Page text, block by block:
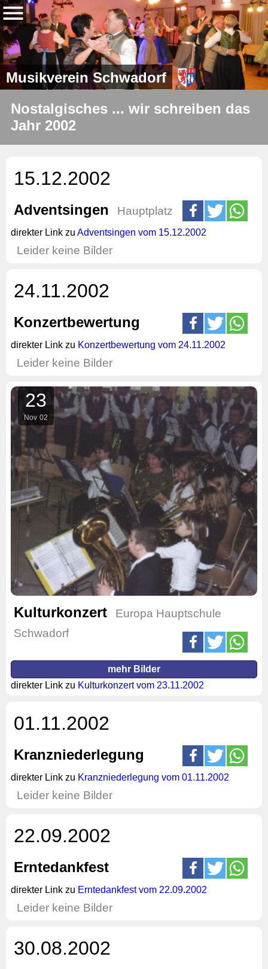
Musikverein Schwadorf
Nostalgisches ... wir schreiben das
Jahr 2002
15.12.2002
Adventsingen Hauptplatz
direkter Link zu Adventsingen vom 15.12.2002
Leider keine Bilder
24.11.2002
Konzertbewertung
direkter Link zu Konzertbewertung vom 24.11.2002
Leider keine Bilder
23
Nov 02
Kulturkonzert
Europa Hauptschule
Schwadorf
mehr Bilder
direkter Link zu Kulturkonzert vom 23.11.2002
01.11.2002
Kranzniederlegung
direkter Link zu Kranzniederlegung vom 01.11.2002
Leider keine Bilder
22.09.2002
Erntedankfest
direkter Link zu Erntedankfest vom 22.09.2002
Leider keine Bilder
30.08.2002